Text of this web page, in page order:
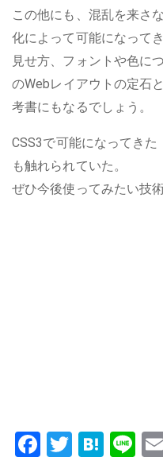
この他にも、混乱を来さ
化によって可能になって
見せ方、フォントや色に
のWebレイアウトの定石
考書にもなるでしょう。
CSS3で可能になってきた
も触れられていた。
ぜひ今後使ってみたい技
Facebook
Twitter